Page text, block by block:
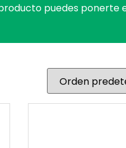
puedes ponerte